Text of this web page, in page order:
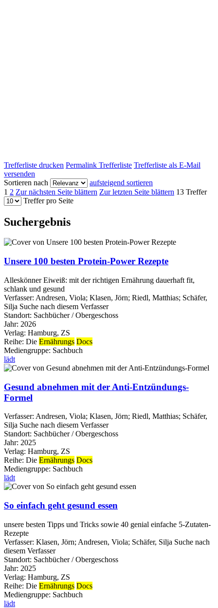
Trefferliste drucken Permalink Trefferliste Trefferliste als E-Mail
versenden
Sortieren nach
aufsteigend sortieren
1 2 Zur nächsten Seite blättern Zur letzten Seite blättern 13 Treffer
Treffer pro Seite
Suchergebnis
Unsere 100 besten Protein-Power Rezepte
Alleskönner Eiweiß: mit der richtigen Ernährung dauerhaft fit,
schlank und gesund
Verfasser: Andresen, Viola; Klasen, Jörn; Riedl, Matthias; Schäfer,
Silja Suche nach diesem Verfasser
Standort: Sachbücher / Obergeschoss
Jahr: 2026
Verlag: Hamburg, ZS
Reihe: Die Ernährungs Docs
Mediengruppe: Sachbuch
lädt
Gesund abnehmen mit der Anti-Entzündungs-
Formel
Verfasser: Andresen, Viola; Klasen, Jörn; Riedl, Matthias; Schäfer,
Silja Suche nach diesem Verfasser
Standort: Sachbücher / Obergeschoss
Jahr: 2025
Verlag: Hamburg, ZS
Reihe: Die Ernährungs Docs
Mediengruppe: Sachbuch
lädt
So einfach geht gesund essen
unsere besten Tipps und Tricks sowie 40 genial einfache 5-Zutaten-
Rezepte
Verfasser: Klasen, Jörn; Andresen, Viola; Schäfer, Silja Suche nach
diesem Verfasser
Standort: Sachbücher / Obergeschoss
Jahr: 2025
Verlag: Hamburg, ZS
Reihe: Die Ernährungs Docs
Mediengruppe: Sachbuch
lädt